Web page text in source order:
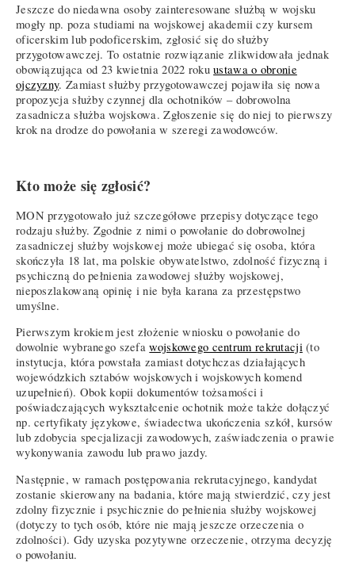
Jeszcze do niedawna osoby zainteresowane służbą w wojsku
mogły np. poza studiami na wojskowej akademii czy kursem
oficerskim lub podoficerskim, zgłosić się do służby
przygotowawczej. To ostatnie rozwiązanie zlikwidowała jednak
obowiązująca od 23 kwietnia 2022 rokuustawa o obronie
ojczyzny. Zamiast służby przygotowawczej pojawiła się nowa
propozycja służby czynnej dla ochotników – dobrowolna
zasadnicza służba wojskowa. Zgłoszenie się do niej to pierwszy
krok na drodze do powołania w szeregi zawodowców.
Kto może się zgłosić?
MON przygotowało już szczegółowe przepisy dotyczące tego
rodzaju służby. Zgodnie z nimi o powołanie do dobrowolnej
zasadniczej służby wojskowej może ubiegać się osoba, która
skończyła 18 lat, ma polskie obywatelstwo, zdolność fizyczną i
psychiczną do pełnienia zawodowej służby wojskowej,
nieposzlakowaną opinię i nie była karana za przestępstwo
umyślne.
Pierwszym krokiem jest złożenie wniosku o powołanie do
dowolnie wybranego szefawojskowego centrum rekrutacji(to
instytucja, która powstała zamiast dotychczas działających
wojewódzkich sztabów wojskowych i wojskowych komend
uzupełnień). Obok kopii dokumentów tożsamości i
poświadczających wykształcenie ochotnik może także dołączyć
np. certyfikaty językowe, świadectwa ukończenia szkół, kursów
lub zdobycia specjalizacji zawodowych, zaświadczenia o prawie
wykonywania zawodu lub prawo jazdy.
Następnie, w ramach postępowania rekrutacyjnego, kandydat
zostanie skierowany na badania, które mają stwierdzić, czy jest
zdolny fizycznie i psychicznie do pełnienia służby wojskowej
(dotyczy to tych osób, które nie mają jeszcze orzeczenia o
zdolności). Gdy uzyska pozytywne orzeczenie, otrzyma decyzję
o powołaniu.